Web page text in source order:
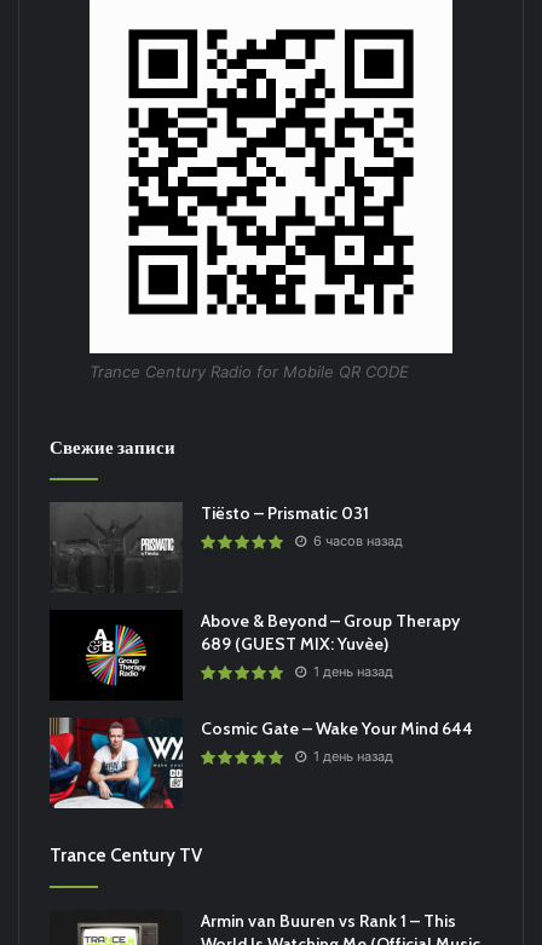
Trance Century Radio for Mobile QR CODE
Свежие записи
Tiësto – Prismatic 031
6 часов назад
Above & Beyond – Group Therapy
689 (GUEST MIX: Yuvèe)
1 день назад
Cosmic Gate – Wake Your Mind 644
1 день назад
Trance Century TV
Armin van Buuren vs Rank 1 – This